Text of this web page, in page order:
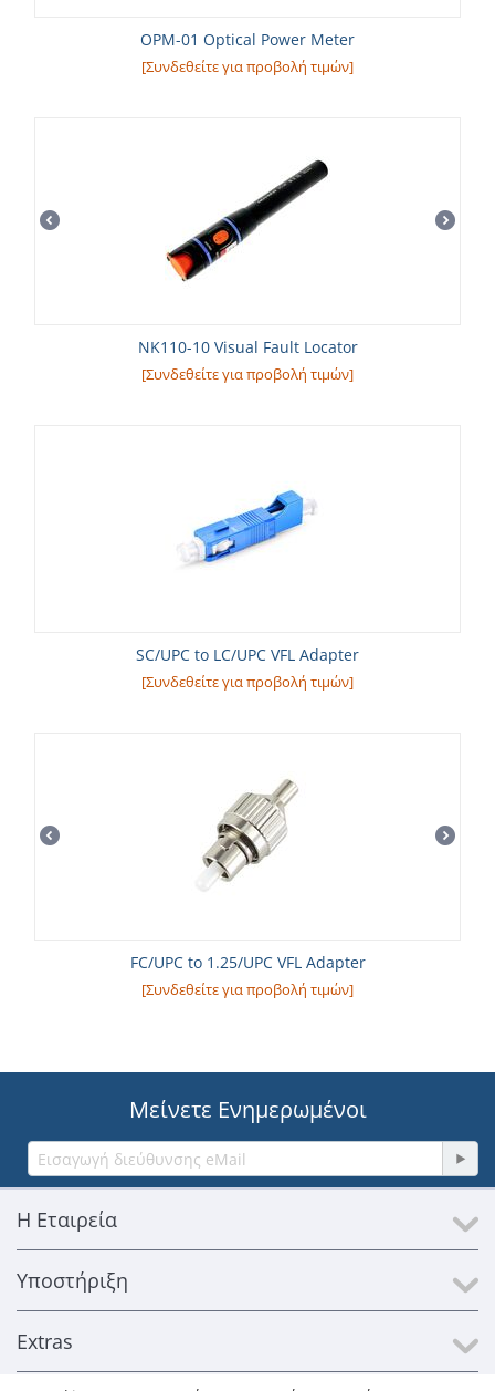
OPM-01 Optical Power Meter
[Συνδεθείτε για προβολή τιμών]
NK110-10 Visual Fault Locator
[Συνδεθείτε για προβολή τιμών]
SC/UPC to LC/UPC VFL Adapter
[Συνδεθείτε για προβολή τιμών]
FC/UPC to 1.25/UPC VFL Adapter
[Συνδεθείτε για προβολή τιμών]
Μείνετε Ενημερωμένοι
Η Εταιρεία
Υποστήριξη
Extras